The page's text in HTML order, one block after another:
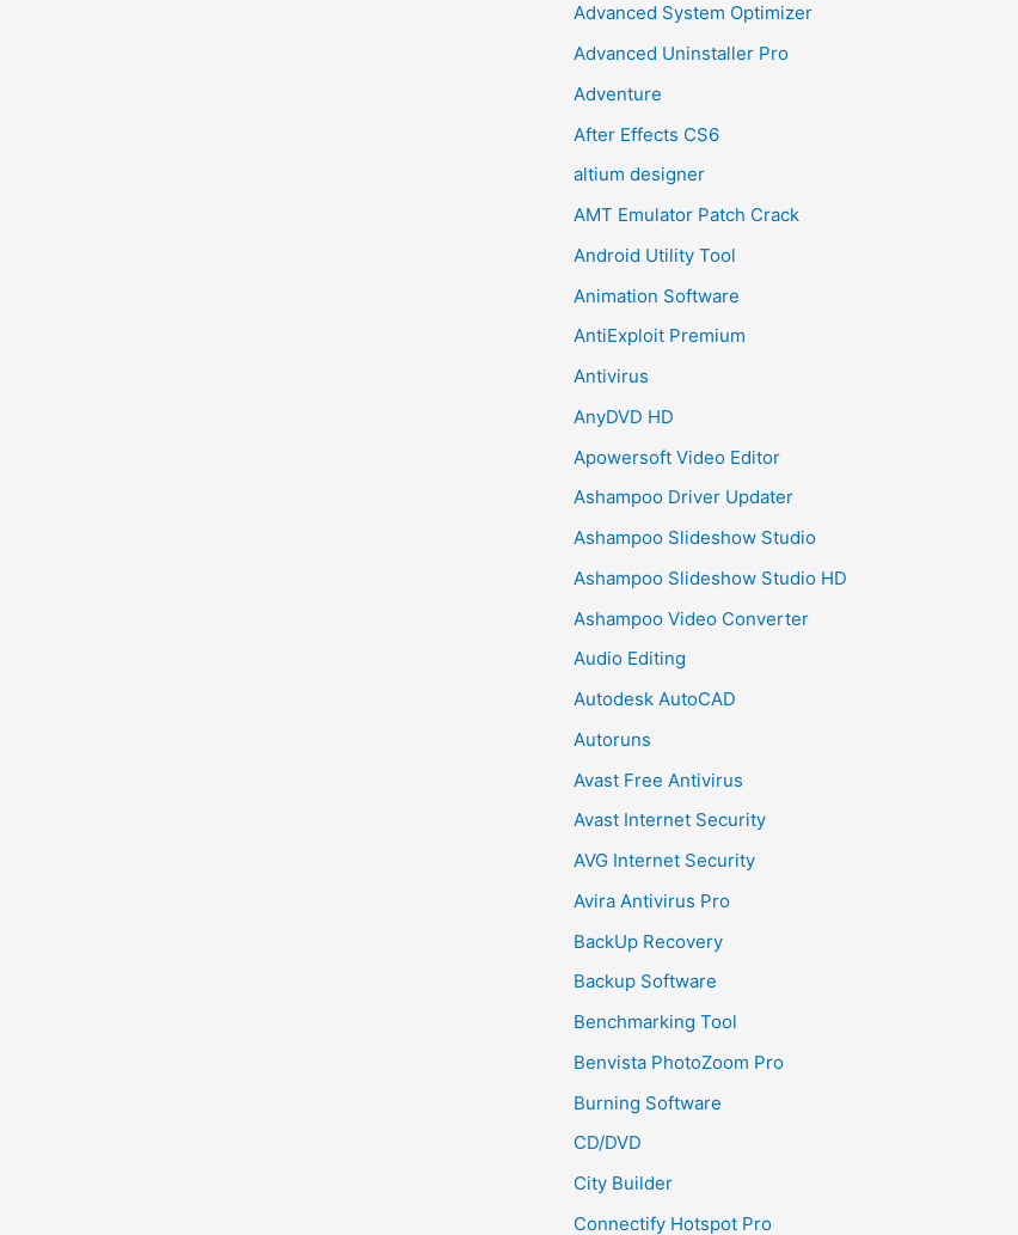
Advanced System Optimizer
Advanced Uninstaller Pro
Adventure
After Effects CS6
altium designer
AMT Emulator Patch Crack
Android Utility Tool
Animation Software
AntiExploit Premium
Antivirus
AnyDVD HD
Apowersoft Video Editor
Ashampoo Driver Updater
Ashampoo Slideshow Studio
Ashampoo Slideshow Studio HD
Ashampoo Video Converter
Audio Editing
Autodesk AutoCAD
Autoruns
Avast Free Antivirus
Avast Internet Security
AVG Internet Security
Avira Antivirus Pro
BackUp Recovery
Backup Software
Benchmarking Tool
Benvista PhotoZoom Pro
Burning Software
CD/DVD
City Builder
Connectify Hotspot Pro